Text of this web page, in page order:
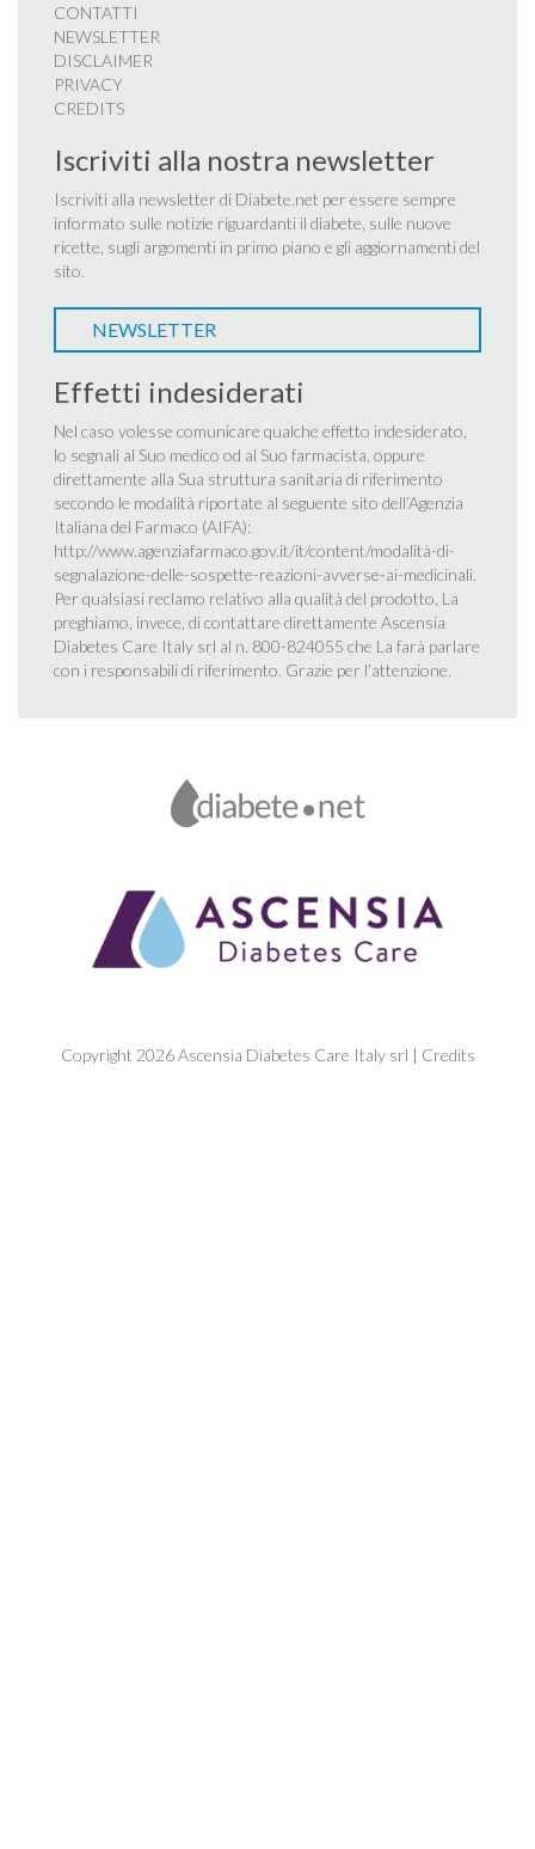
CONTATTI
NEWSLETTER
DISCLAIMER
PRIVACY
CREDITS
Iscriviti alla nostra newsletter
Iscriviti alla newsletter di Diabete.net per essere sempre
informato sulle notizie riguardanti il diabete, sulle nuove
ricette, sugli argomenti in primo piano e gli aggiornamenti del
sito.
NEWSLETTER
Effetti indesiderati
Nel caso volesse comunicare qualche effetto indesiderato,
lo segnali al Suo medico od al Suo farmacista, oppure
direttamente alla Sua struttura sanitaria di riferimento
secondo le modalità riportate al seguente sito dell’Agenzia
Italiana del Farmaco (AIFA):
http://www.agenziafarmaco.gov.it/it/content/modalità-di-
segnalazione-delle-sospette-reazioni-avverse-ai-medicinali.
Per qualsiasi reclamo relativo alla qualità del prodotto, La
preghiamo, invece, di contattare direttamente Ascensia
Diabetes Care Italy srl al n. 800-824055 che La farà parlare
con i responsabili di riferimento. Grazie per l’attenzione.
Copyright 2026 Ascensia Diabetes Care Italy srl | Credits